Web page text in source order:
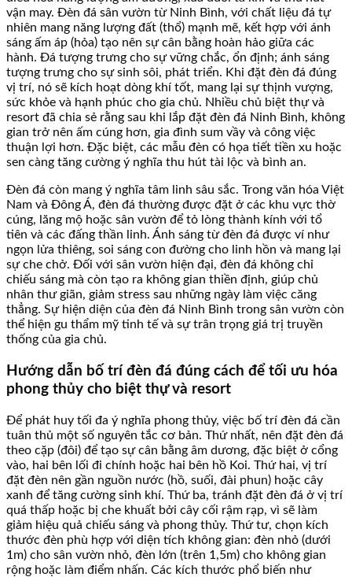
vận may. Đèn đá sân vườn từ Ninh Bình, với chất liệu đá tự
nhiên mang năng lượng đất (thổ) mạnh mẽ, kết hợp với ánh
sáng ấm áp (hỏa) tạo nên sự cân bằng hoàn hảo giữa các
hành. Đá tượng trưng cho sự vững chắc, ổn định; ánh sáng
tượng trưng cho sự sinh sôi, phát triển. Khi đặt đèn đá đúng
vị trí, nó sẽ kích hoạt dòng khí tốt, mang lại sự thịnh vượng,
sức khỏe và hạnh phúc cho gia chủ. Nhiều chủ biệt thự và
resort đã chia sẻ rằng sau khi lắp đặt đèn đá Ninh Bình, không
gian trở nên ấm cúng hơn, gia đình sum vầy và công việc
thuận lợi hơn. Đặc biệt, các mẫu đèn có họa tiết tiền xu hoặc
sen càng tăng cường ý nghĩa thu hút tài lộc và bình an.
Đèn đá còn mang ý nghĩa tâm linh sâu sắc. Trong văn hóa Việt
Nam và Đông Á, đèn đá thường được đặt ở các khu vực thờ
cúng, lăng mộ hoặc sân vườn để tỏ lòng thành kính với tổ
tiên và các đấng thần linh. Ánh sáng từ đèn đá được ví như
ngọn lửa thiêng, soi sáng con đường cho linh hồn và mang lại
sự che chở. Đối với sân vườn hiện đại, đèn đá không chỉ
chiếu sáng mà còn tạo ra không gian thiền định, giúp chủ
nhân thư giãn, giảm stress sau những ngày làm việc căng
thẳng. Sự hiện diện của đèn đá Ninh Bình trong sân vườn còn
thể hiện gu thẩm mỹ tinh tế và sự trân trọng giá trị truyền
thống của gia chủ.
Hướng dẫn bố trí đèn đá đúng cách để tối ưu hóa
phong thủy cho biệt thự và resort
Để phát huy tối đa ý nghĩa phong thủy, việc bố trí đèn đá cần
tuân thủ một số nguyên tắc cơ bản. Thứ nhất, nên đặt đèn đá
theo cặp (đôi) để tạo sự cân bằng âm dương, đặc biệt ở cổng
vào, hai bên lối đi chính hoặc hai bên hồ Koi. Thứ hai, vị trí
đặt đèn nên gần nguồn nước (hồ, suối, đài phun) hoặc cây
xanh để tăng cường sinh khí. Thứ ba, tránh đặt đèn đá ở vị trí
quá thấp hoặc bị che khuất bởi cây cối rậm rạp, vì sẽ làm
giảm hiệu quả chiếu sáng và phong thủy. Thứ tư, chọn kích
thước đèn phù hợp với diện tích không gian: đèn nhỏ (dưới
1m) cho sân vườn nhỏ, đèn lớn (trên 1,5m) cho không gian
rộng hoặc làm điểm nhấn. Các kích thước phổ biến như